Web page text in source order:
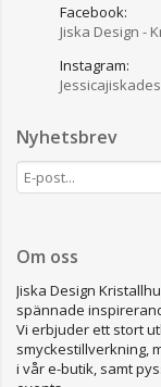
Facebook:
Jiska Design -
Instagram:
Nyhetsbrev
Om oss
Jiska Design
spännade
Vi erbjuder ett stort
smyckestillverkning,
i vår e-butik, samt